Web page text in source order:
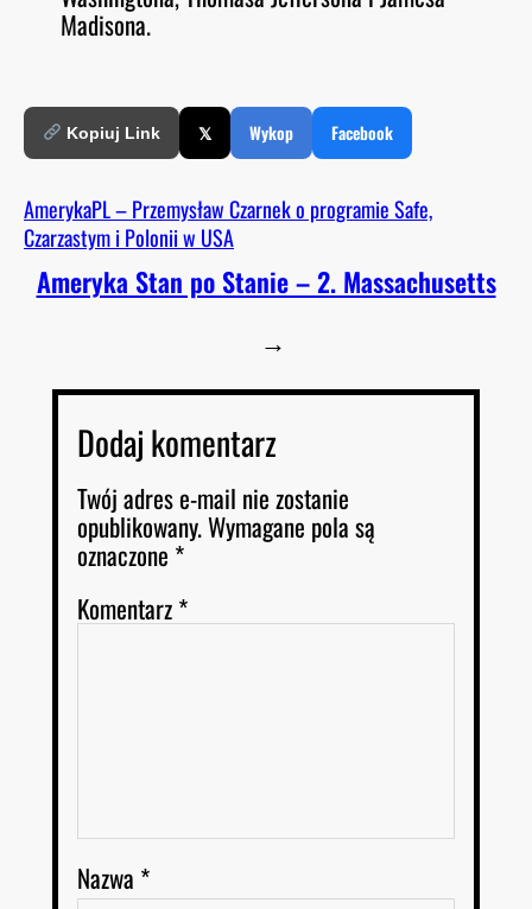
Madisona.
Kopiuj Link 𝕏 Wykop Facebook
AmerykaPL – Przemysław Czarnek o programie Safe,
Czarzastym i Polonii w USA
Ameryka Stan po Stanie – 2. Massachusetts
→
Dodaj komentarz
Twój adres e-mail nie zostanie
opublikowany.Wymagane pola są
oznaczone *
Komentarz*
Nazwa *